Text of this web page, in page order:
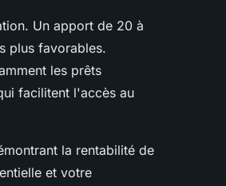
Un apport de 20 à
plus favorables.
les prêts
facilitent l'accès au
la rentabilité de
et votre